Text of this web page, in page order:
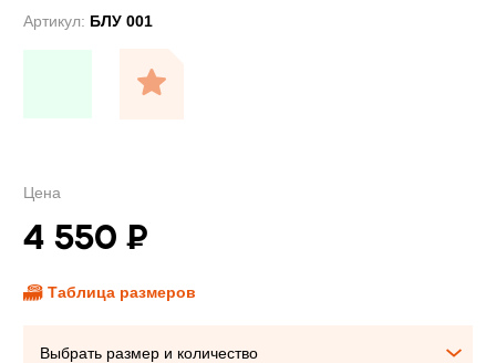
Артикул: БЛУ 001
Цена
4 550 ₽
Таблица размеров
Выбрать размер и количество